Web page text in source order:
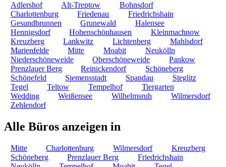
Adlershof Alt-Treptow
Bohnsdorf
Charlottenburg
Friedenau
Friedrichshain
Gesundbrunnen
Grunewald
Halensee
Hennigsdorf
Hohenschönhausen
Kleinmachnow
Kreuzberg
Lankwitz Lichtenberg
Mahlsdorf
Marienfelde
Mitte Moabit
Neukölln
Niederschöneweide
Oberschöneweide
Pankow
Prenzlauer Berg
Reinickendorf
Schöneberg
Schönefeld
Siemensstadt Spandau
Steglitz
Tegel
Teltow Tempelhof
Tiergarten
Wedding
Weißensee Wilhelmsruh
Wilmersdorf
Zehlendorf
Alle Büros anzeigen in
Mitte Charlottenburg Wilmersdorf
Kreuzberg
Schöneberg
Prenzlauer Berg
Friedrichshain